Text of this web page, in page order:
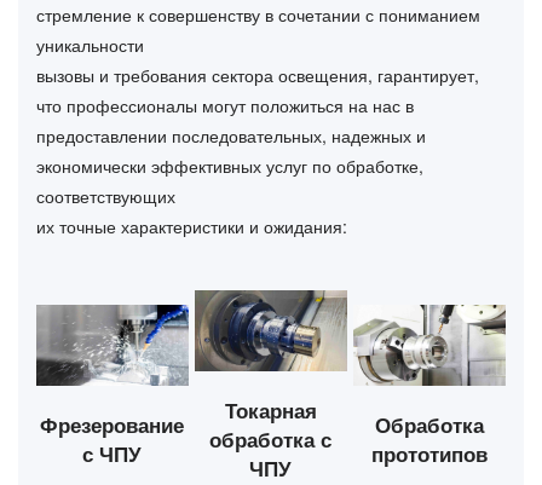
стремление к совершенству в сочетании с пониманием
уникальности
вызовы и требования сектора освещения, гарантирует,
что профессионалы могут положиться на нас в
предоставлении последовательных, надежных и
экономически эффективных услуг по обработке,
соответствующих
их точные характеристики и ожидания:
Фрезерование
с ЧПУ
Токарная
обработка с
ЧПУ
Обработка
прототипов